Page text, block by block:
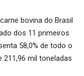
bovina do Brasil
dos 11 primeiros
58,0% de todo o
211,96 mil toneladas